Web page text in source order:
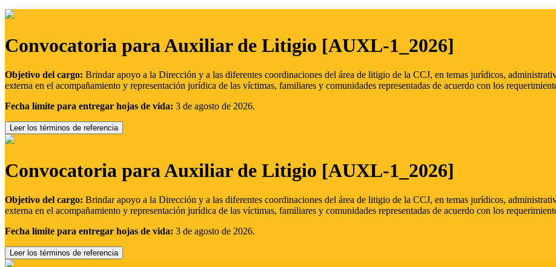
Convocatoria para Auxiliar de Litigio [AUXL-1_2026]
Objetivo del cargo: Brindar apoyo a la Dirección y a las diferentes coordinaciones del área de litigio de la CCJ, en temas jurídicos,
externa en el acompañamiento y representación jurídica de las víctimas, familiares y comunidades representadas de acuerdo con los
Fecha límite para entregar hojas de vida: 3 de agosto de 2026.
Leer los términos de referencia
Convocatoria para Auxiliar de Litigio [AUXL-1_2026]
Objetivo del cargo: Brindar apoyo a la Dirección y a las diferentes coordinaciones del área de litigio de la CCJ, en temas jurídicos,
externa en el acompañamiento y representación jurídica de las víctimas, familiares y comunidades representadas de acuerdo con los
Fecha límite para entregar hojas de vida: 3 de agosto de 2026.
Leer los términos de referencia